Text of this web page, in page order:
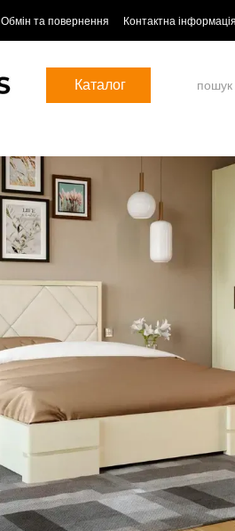
Обмін та повернення Контактна інформація
Каталог